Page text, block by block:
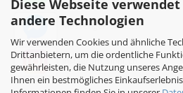
Diese Webseite
andere Technologien
Wir verwenden Cookies und ähnliche
Drittanbietern, um die ordentliche
gewährleisten, die Nutzung unseres
Ihnen ein bestmögliches
Messenger: sinni.ch
Instagram: sinni_ch